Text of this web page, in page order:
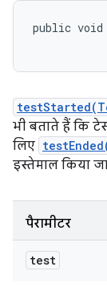
public
भी बताते हैं कि
लिए
इस्तेमाल किया
पैरामीटर
test